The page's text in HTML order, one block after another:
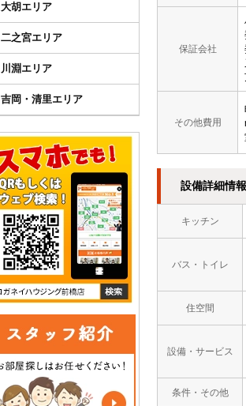
保証会社
その他費用
設備詳細情報
キッチン
バス・トイレ
住空間
設備・サービス
条件・その他
大胡エリア
二之宮エリア
川淵エリア
吉岡・清里エリア